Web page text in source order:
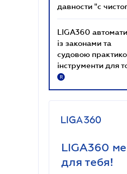
давности "с
LIGA360
із законами та
судовою
інструменти для
R
LIGA360
для тебя!